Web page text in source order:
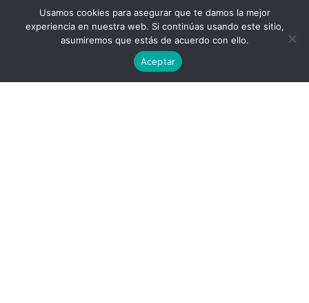
Usamos cookies para asegurar que te damos la mejor
experiencia en nuestra web. Si continúas usando este sitio,
asumiremos que estás de acuerdo con ello.
Aceptar